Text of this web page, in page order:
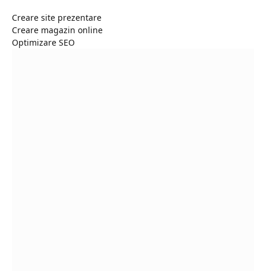
Creare site prezentare
Creare magazin online
Optimizare SEO